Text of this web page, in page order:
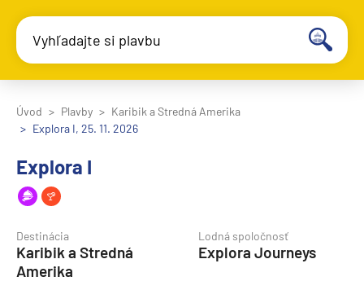
Vyhľadajte si plavbu
Úvod Plavby
Karibik a Stredná Amerika
Explora I, 25. 11. 2026
Explora I
Destinácia
Karibik a Stredná
Amerika
Lodná spoločnosť
Explora Journeys